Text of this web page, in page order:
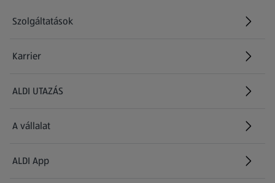
Szolgáltatások
Karrier
(új oldalon nyílik meg)
ALDI UTAZÁS
(új oldalon nyílik meg)
A vállalat
ALDI App